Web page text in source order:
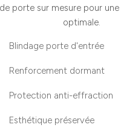
de porte sur mesure pour
optimale.
Blindage porte d'entrée
Renforcement dormant
Protection anti-effraction
Esthétique préservée